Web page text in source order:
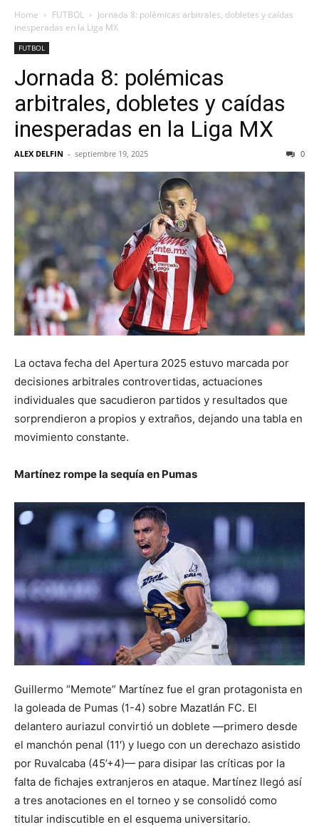
Home FUTBOL
Jornada 8: polémicas arbitrales, dobletes y caídas
inesperadas en la Liga MX
FUTBOL
Jornada 8: polémicas
arbitrales, dobletes y caídas
inesperadas en la Liga MX
ALEX DELFIN - septiembre 19, 2025 0
La octava fecha del Apertura 2025 estuvo marcada por
decisiones arbitrales controvertidas, actuaciones
individuales que sacudieron partidos y resultados que
sorprendieron a propios y extraños, dejando una tabla en
movimiento constante.
Martínez rompe la sequía en Pumas
Guillermo “Memote” Martínez fue el gran protagonista en
la goleada de Pumas (1-4) sobre Mazatlán FC. El
delantero auriazul convirtió un doblete —primero desde
el manchón penal (11′) y luego con un derechazo asistido
por Ruvalcaba (45’+4)— para disipar las críticas por la
falta de fichajes extranjeros en ataque. Martínez llegó así
a tres anotaciones en el torneo y se consolidó como
titular indiscutible en el esquema universitario.